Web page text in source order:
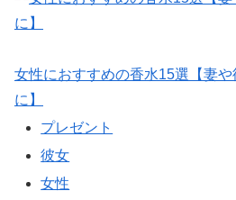
女性におすすめの香水15選【妻や
に】
プレゼント
彼女
女性